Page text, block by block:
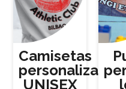
Camisetas
personalizadas
UNISEX